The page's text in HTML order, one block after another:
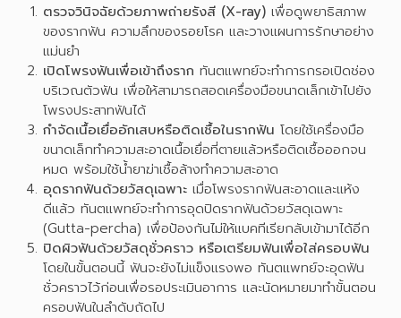
ตรวจวินิจฉัยด้วยภาพถ่ายรังสี (X-ray) เพื่อดูพยาธิสภาพ
ของรากฟัน ความลึกของรอยโรค และวางแผนการรักษาอย่าง
แม่นยำ
เปิดโพรงฟันเพื่อเข้าถึงราก ทันตแพทย์จะทำการกรอเปิดช่อง
บริเวณตัวฟัน เพื่อให้สามารถสอดเครื่องมือขนาดเล็กเข้าไปยัง
โพรงประสาทฟันได้
กำจัดเนื้อเยื่ออักเสบหรือติดเชื้อในรากฟัน โดยใช้เครื่องมือ
ขนาดเล็กทำความสะอาดเนื้อเยื่อที่ตายแล้วหรือติดเชื้อออกจน
หมด พร้อมใช้น้ำยาฆ่าเชื้อล้างทำความสะอาด
อุดรากฟันด้วยวัสดุเฉพาะ เมื่อโพรงรากฟันสะอาดและแห้ง
ดีแล้ว ทันตแพทย์จะทำการอุดปิดรากฟันด้วยวัสดุเฉพาะ
(Gutta-percha) เพื่อป้องกันไม่ให้แบคทีเรียกลับเข้ามาได้อีก
ปิดผิวฟันด้วยวัสดุชั่วคราว หรือเตรียมฟันเพื่อใส่ครอบฟัน
โดยในขั้นตอนนี้ ฟันจะยังไม่แข็งแรงพอ ทันตแพทย์จะอุดฟัน
ชั่วคราวไว้ก่อนเพื่อรอประเมินอาการ และนัดหมายมาทำขั้นตอน
ครอบฟันในลำดับถัดไป